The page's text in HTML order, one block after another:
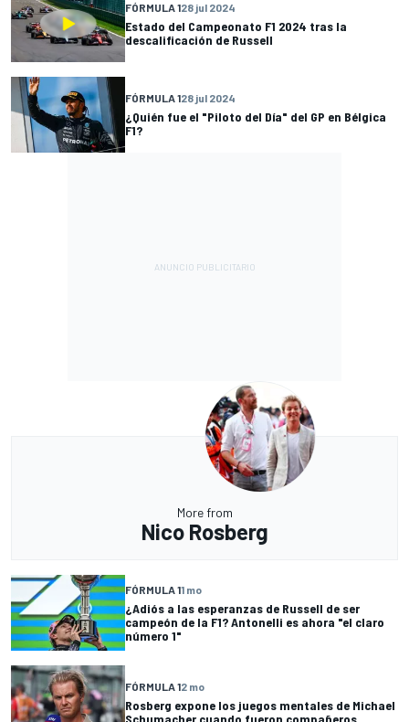
FÓRMULA 128 jul 2024
Estado del Campeonato F1 2024 tras la
descalificación de Russell
FÓRMULA 128 jul 2024
¿Quién fue el "Piloto del Día" del GP en Bélgica
F1?
More from
Nico Rosberg
FÓRMULA 11 mo
¿Adiós a las esperanzas de Russell de ser
campeón de la F1? Antonelli es ahora "el claro
número 1"
FÓRMULA 12 mo
Rosberg expone los juegos mentales de Michael